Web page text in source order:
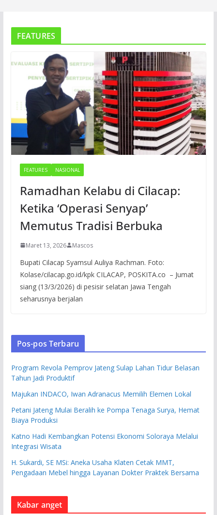
FEATURES
FEATURES NASIONAL
Ramadhan Kelabu di Cilacap:
Ketika ‘Operasi Senyap’
Memutus Tradisi Berbuka
Maret 13, 2026 Mascos
Bupati Cilacap Syamsul Auliya Rachman. Foto:
Kolase/cilacap.go.id/kpk CILACAP, POSKITA.co – Jumat
siang (13/3/2026) di pesisir selatan Jawa Tengah
seharusnya berjalan
Pos-pos Terbaru
Program Revola Pemprov Jateng Sulap Lahan Tidur Belasan
Tahun Jadi Produktif
Majukan INDACO, Iwan Adranacus Memilih Elemen Lokal
Petani Jateng Mulai Beralih ke Pompa Tenaga Surya, Hemat
Biaya Produksi
Katno Hadi Kembangkan Potensi Ekonomi Soloraya Melalui
Integrasi Wisata
H. Sukardi, SE MSi: Aneka Usaha Klaten Cetak MMT,
Pengadaan Mebel hingga Layanan Dokter Praktek Bersama
Kabar anget